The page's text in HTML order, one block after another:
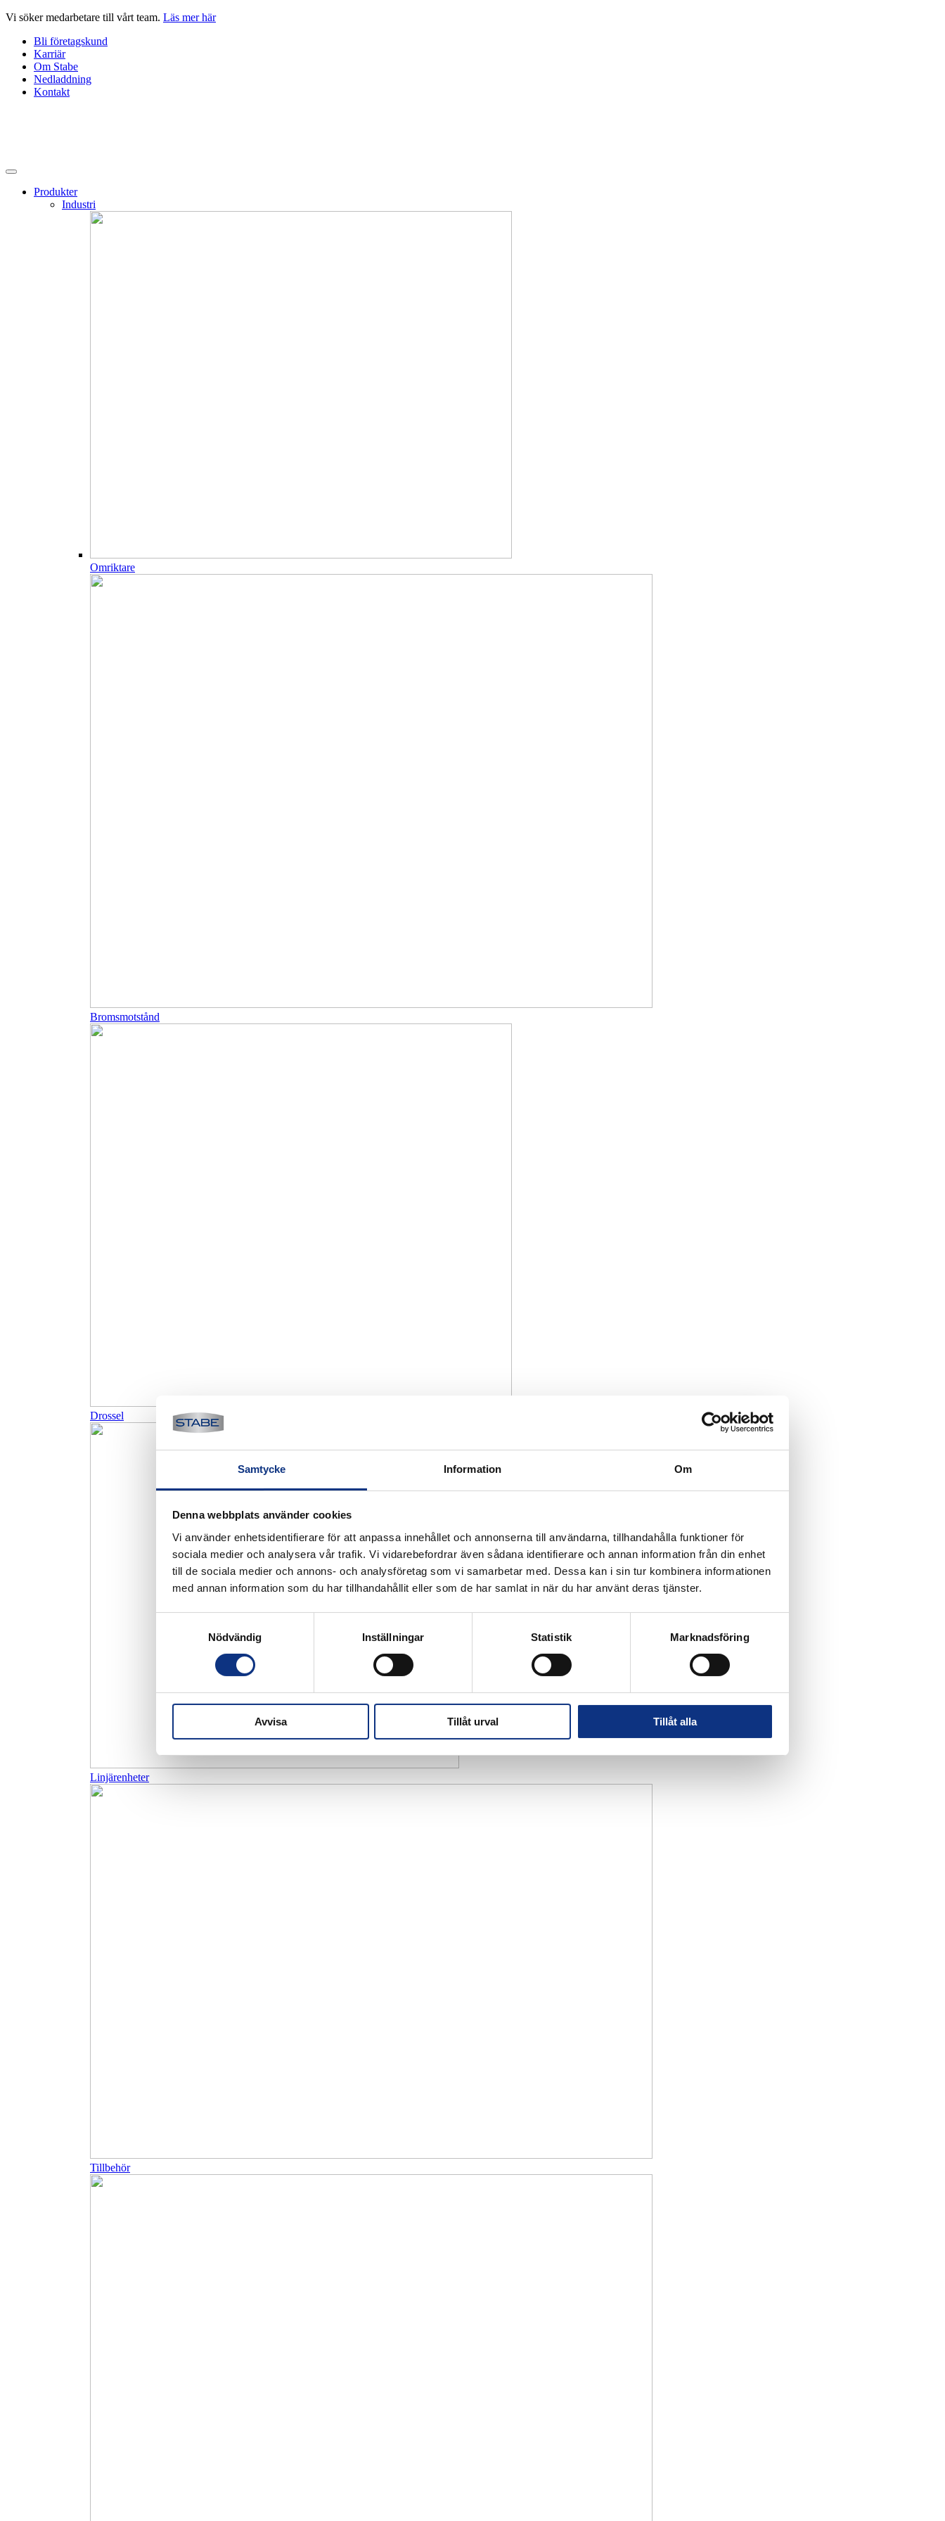
Samtycke Information Om
Denna webbplats använder cookies
Vi använder enhetsidentifierare för att anpassa innehållet och annonserna till användarna, tillhandahålla funktioner för
sociala medier och analysera vår trafik. Vi vidarebefordrar även sådana identifierare och annan information från din enhet
till de sociala medier och annons- och analysföretag som vi samarbetar med. Dessa kan i sin tur kombinera informationen
med annan information som du har tillhandahållit eller som de har samlat in när du har använt deras tjänster.
Nödvändig
Inställningar Statistik Marknadsföring
Avvisa Tillåt urval Tillåt alla
Hoppa
innehåll
Vi söker medarbetare till vårt team. Läs mer här
Bli företagskund
Karriär
Om Stabe
Nedladdning
Kontakt
Produkter
Industri
Omriktare
Bromsmotstånd
Drossel
Linjärenheter
Tillbehör